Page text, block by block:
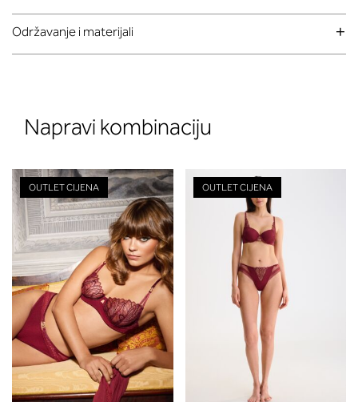
Održavanje i materijali
Napravi kombinaciju
OUTLET CIJENA OUTLET CIJENA